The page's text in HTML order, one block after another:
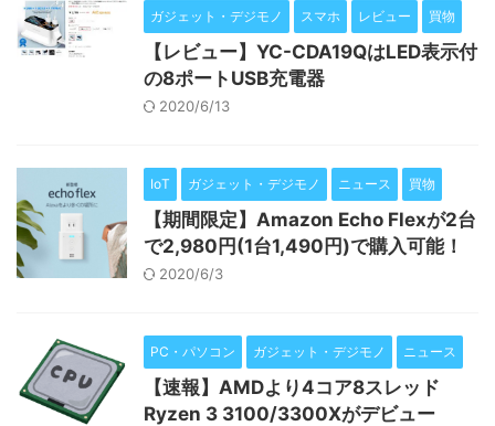
ガジェット・デジモノ スマホ レビュー 買物
【レビュー】YC-CDA19QはLED表示付
の8ポートUSB充電器
2020/6/13
IoT ガジェット・デジモノ ニュース 買物
【期間限定】Amazon Echo Flexが2台
で2,980円(1台1,490円)で購入可能！
2020/6/3
PC・パソコン ガジェット・デジモノ ニュース
【速報】AMDより4コア8スレッド
Ryzen 3 3100/3300Xがデビュー